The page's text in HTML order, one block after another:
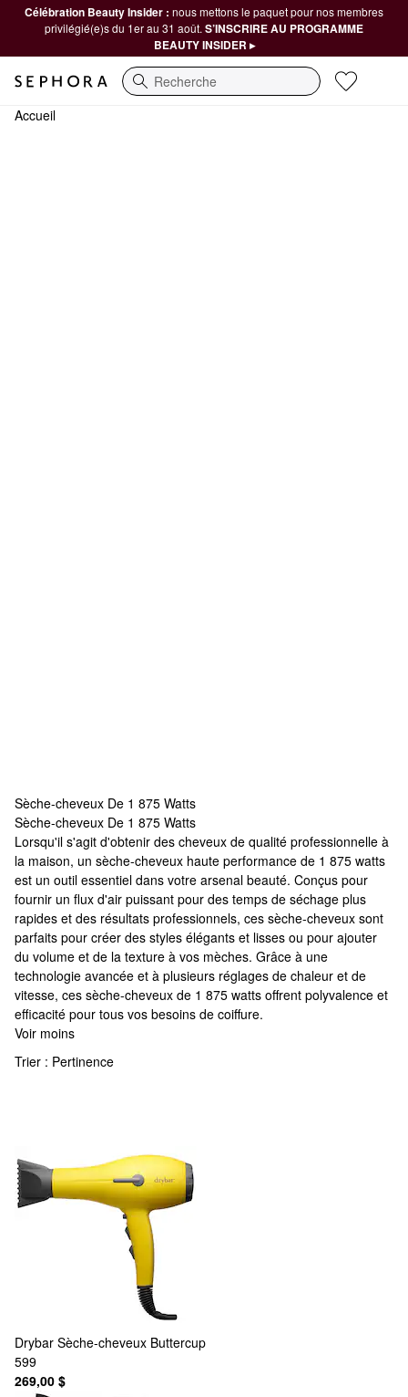
Célébration Beauty Insider : nous mettons le paquet pour nos membres
privilégié(e)s du 1er au 31 août. S’INSCRIRE AU PROGRAMME
BEAUTY INSIDER ▸
Recherche
Accueil
Sèche-cheveux De 1 875 Watts
Sèche-cheveux De 1 875 Watts
Sèche-cheveux De 1 875 Watts
Lorsqu'il s'agit d'obtenir des cheveux de qualité professionnelle à
la maison, un sèche-cheveux haute performance de 1 875 watts
est un outil essentiel dans votre arsenal beauté. Conçus pour
fournir un flux d'air puissant pour des temps de séchage plus
rapides et des résultats professionnels, ces sèche-cheveux sont
parfaits pour créer des styles élégants et lisses ou pour ajouter
du volume et de la texture à vos mèches. Grâce à une
technologie avancée et à plusieurs réglages de chaleur et de
vitesse, ces sèche-cheveux de 1 875 watts offrent polyvalence et
efficacité pour tous vos besoins de coiffure.
Voir moins
Trier : Pertinence
Drybar Sèche-cheveux Buttercup
599
269,00 $